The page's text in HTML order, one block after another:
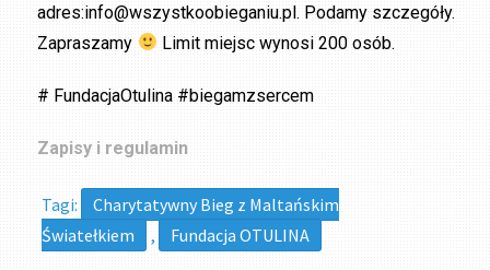
adres:info@wszystkoobieganiu.pl. Podamy szczegóły.
Zapraszamy
Limit miejsc wynosi 200 osób.
# FundacjaOtulina #biegamzsercem
Zapisy i regulamin
Tagi:
Charytatywny Bieg z Maltańskim
Światełkiem
, Fundacja OTULINA